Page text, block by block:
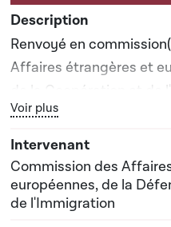
Renvoyé en
Affaires étrangères et
de la Coopération et de
Date prévisionnelle du
02-2016
Bouton graphique
Voir plus
Commission des
européennes, de la
de l'Immigration